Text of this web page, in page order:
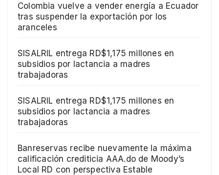
Colombia vuelve a vender energía a Ecuador
tras suspender la exportación por los
aranceles
SISALRIL entrega RD$1,175 millones en
subsidios por lactancia a madres
trabajadoras
SISALRIL entrega RD$1,175 millones en
subsidios por lactancia a madres
trabajadoras
Banreservas recibe nuevamente la máxima
calificación crediticia AAA.do de Moody’s
Local RD con perspectiva Estable